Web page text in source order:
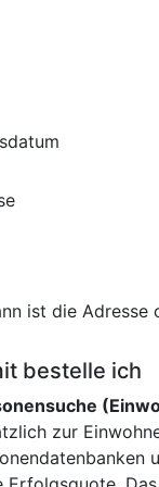
ist die Adresse
bestelle ich
zur